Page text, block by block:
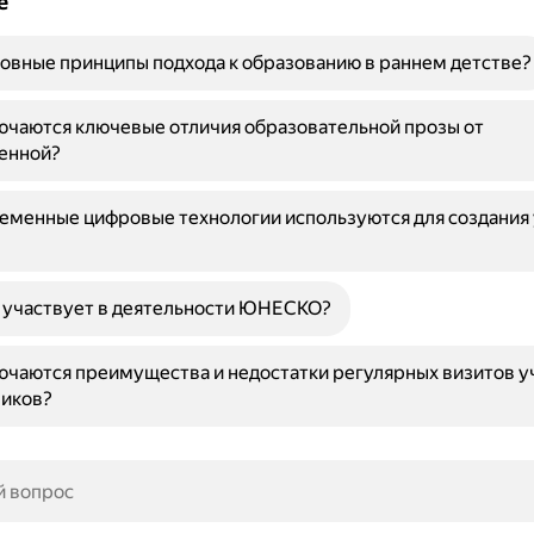
принципы подхода к образованию в раннем детстве?
ключевые отличия образовательной прозы от
цифровые технологии используются для
в деятельности ЮНЕСКО?
преимущества и недостатки регулярных визитов